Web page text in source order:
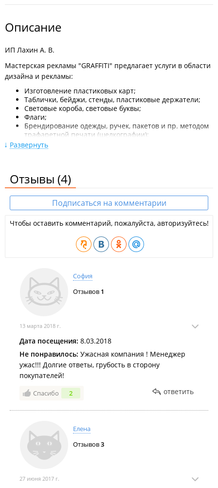
Описание
ИП Лахин А. В.
Мастерская рекламы "GRAFFITI" предлагает услуги в области
дизайна и рекламы:
Изготовление пластиковых карт;
Таблички, бейджи, стенды, пластиковые держатели;
Световые короба, световые буквы;
Флаги;
Брендирование одежды, ручек, пакетов и пр. методом
трафаретной печати (шелкографии);
Вышивка;
Информационные стенды;
Штендеры;
Гравировка (лазерная, фрезерная);
Дизайн разработка макетов;
Копировальные работы;
Полиграфия;
Печать чертежей.
Развернуть
Отзывы (4)
Подписаться на комментарии
Чтобы оставить комментарий, пожалуйста, авторизуйтесь!
София
Отзывов 1
13 марта 2018 г.
Дата посещения: 8.03.2018
Не понравилось: Ужасная компания ! Менеджер
ужас!!! Долгие ответы, грубость в сторону
покупателей!
Спасибо 2 ответить
Елена
Отзывов3
27 июня 2017 г.